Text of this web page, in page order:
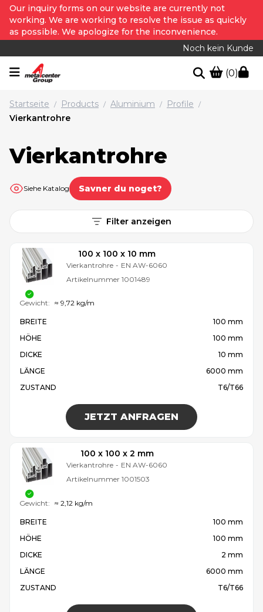
Our inquiry forms on our website are currently not
working. We are working to resolve the issue as quickly
as possible. We apologize for the inconvenience.
Noch kein Kunde
(0)
Startseite / Products / Aluminium / Profile /
Vierkantrohre
Vierkantrohre
Siehe Katalog Savner du noget?
Filter anzeigen
100 x 100 x 10 mm
Vierkantrohre - EN AW-6060
Artikelnummer 1001489
BREITE
100 mm
HÖHE
100 mm
DICKE
10 mm
LÄNGE
6000 mm
ZUSTAND
T6/T66
JETZT ANFRAGEN
Gewicht: ≈ 9,72 kg/m
100 x 100 x 2 mm
Vierkantrohre - EN AW-6060
Artikelnummer 1001503
BREITE
100 mm
HÖHE
100 mm
DICKE
2 mm
LÄNGE
6000 mm
ZUSTAND
T6/T66
Gewicht: ≈ 2,12 kg/m